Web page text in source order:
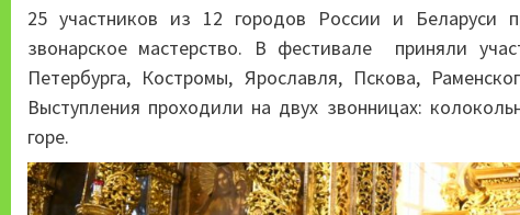
25 участников из 12 городов России и Беларуси
звонарское мастерство. В фестивале приняли
Петербурга, Костромы, Ярославля, Пскова,
Выступления проходили на двух звонницах:
горе.